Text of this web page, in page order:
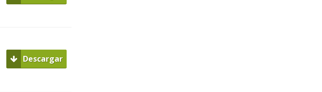
Descargar